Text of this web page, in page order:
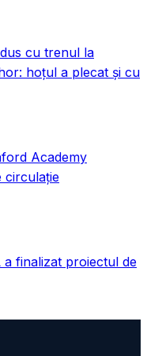
cu trenul la
hoțul a plecat și cu
Academy
circulație
a finalizat proiectul de